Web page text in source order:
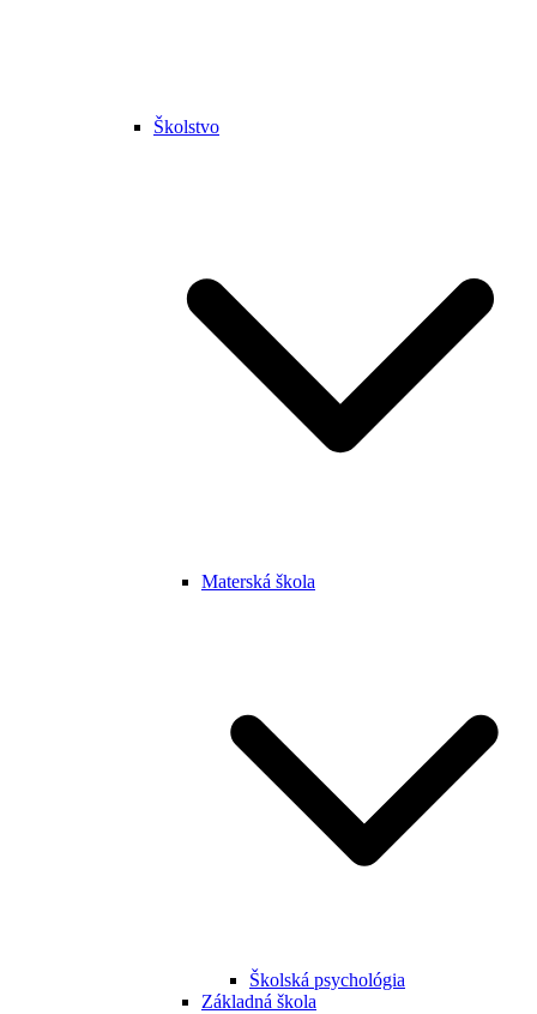
Školstvo
Materská škola
Školská psychológia
Základná škola